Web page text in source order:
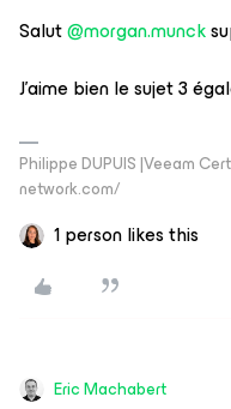
Salut ​@morgan.munck
J’aime bien le sujet 3
Philippe DUPUIS |Veeam
network.com/
1 person likes this
Eric Machabert